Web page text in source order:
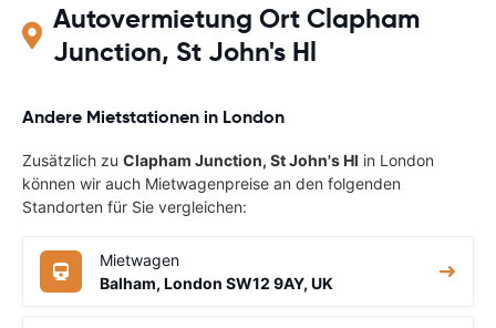
Autovermietung Ort Clapham
Junction, St John's Hl
Andere Mietstationen in London
Zusätzlich zu Clapham Junction, St John's Hl in London
können wir auch Mietwagenpreise an den folgenden
Standorten für Sie vergleichen:
Mietwagen
Balham, London SW12 9AY, UK